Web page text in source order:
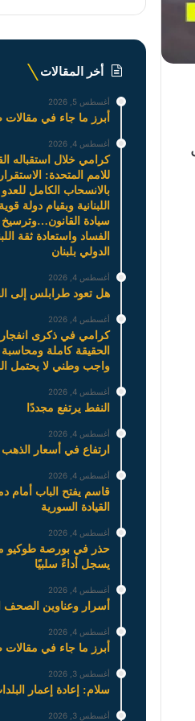
أخر المقالات
أغسطس 5, 2026
أبرز ما جاء في
أغسطس 4, 2026
كرامي خلال استقباله
للامم المتحدة:
بالانسحاب الكامل
اللبنانية وبقيام دولة
سيادة القانون…وترسيخ
الفساد واستعادة ثقة
الدولي بلبنان
أغسطس 4, 2026
هل تعود طرابلس إلى
أغسطس 4, 2026
كرامي في ذكرى
الحقيقة كاملة
واجب وطني لا يحتمل
أغسطس 4, 2026
النفط يرتفع مجددًا
أغسطس 4, 2026
ارتفاع في أسعار
أغسطس 4, 2026
قاسم يفتح الباب
القيادة السورية
أغسطس 4, 2026
حذر في بورصة طوكيو
يسجل أداءً سلبيًا
أغسطس 4, 2026
أسرار وعناوين الصحف
أغسطس 4, 2026
أبرز ما جاء في
أغسطس 3, 2026
سلام: إعادة إعمار
أغسطس 3, 2026